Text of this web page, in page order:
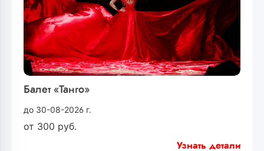
Балет «Танго»
до 30-08-2026 г.
от 300 руб.
Узнать детали